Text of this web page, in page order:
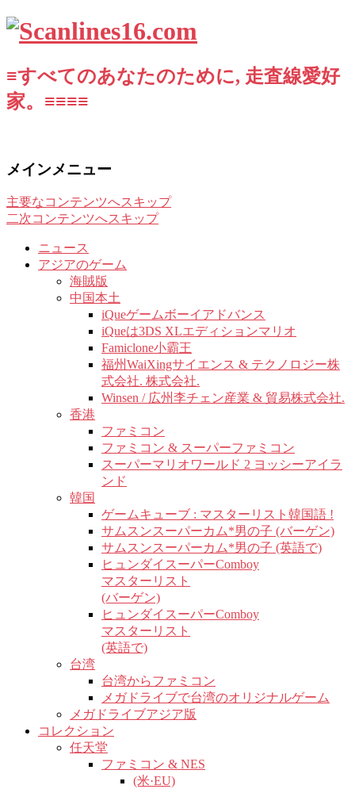
≡すべてのあなたのために, 走査線愛好
家。≡≡≡≡
メインメニュー
主要なコンテンツへスキップ
二次コンテンツへスキップ
ニュース
アジアのゲーム
海賊版
中国本土
iQueゲームボーイアドバンス
iQueは3DS XLエディションマリオ
Famiclone小霸王
福州WaiXingサイエンス & テクノロジー株
式会社. 株式会社.
Winsen / 広州李チェン産業 & 貿易株式会社.
香港
ファミコン
ファミコン & スーパーファミコン
スーパーマリオワールド 2 ヨッシーアイラ
ンド
韓国
ゲームキューブ : マスターリスト韓国語 !
サムスンスーパーカム*男の子 (バーゲン)
サムスンスーパーカム*男の子 (英語で)
ヒュンダイスーパーComboy
マスターリスト
(バーゲン)
ヒュンダイスーパーComboy
マスターリスト
(英語で)
台湾
台湾からファミコン
メガドライブで台湾のオリジナルゲーム
メガドライブアジア版
コレクション
任天堂
ファミコン & NES
(米·EU)